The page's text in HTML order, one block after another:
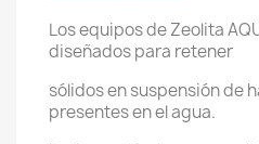
Los equipos de Zeolita
diseñados para retener
sólidos en suspensión de
presentes en el agua.